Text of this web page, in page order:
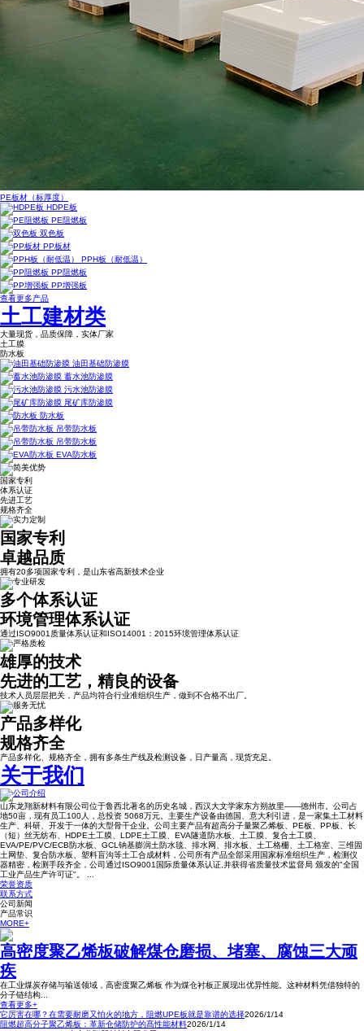
PE板材（标厚度）
HDPE板
PE阻燃板
双色板
PP板材
PPH板（耐低温）
PP阻燃板
PP增强板
查看更多产品
土工建材类
大量现货，品质保障，实体厂家
土工膜
防水板
油田基础防渗膜
蓄水池防渗膜
污水池防渗膜
尾矿库防渗膜
防水板
吊带防水板
吊带防水板
EVA防水板
国家专利
体系认证
先进工艺
规格齐全
国家专利
卓越品质
拥有20多项国家专利，是山东省高新技术企业
多个体系认证
环境管理体系认证
通过ISO9001质量体系认证和ISO14001：2015环境管理体系认证
雄厚的技术
先进的工艺，精良的设备
技术人员层层把关，产品均符合行业准组织生产，做到不合格不出厂。
产品多样化
规格齐全
产品多样化、规格齐全，拥有多条生产线及检测设备，日产量高，现货充足。
关于我们
山东龙翔新材料有限公司位于鲁西北著名的历史名城，西汉大文学家东方朔故里——德州市。公司占
地50亩，现有员工100人，总投资 5068万元。主要生产设备由德国、意大利引进，是一家集土工材料
生产、科研、开发于一体的大型骨干企业。公司主要产品有超高分子量聚乙烯板、PE板、PP板、长
（短）丝无纺布、HDPE土工膜、LDPE土工膜、EVA隧道防水板、土工膜、复合土工膜、
EVA/PE/PVC/ECB防水板、GCL钠基膨润土防水毯、排水网、排水板、土工格栅、土工格室、三维固
土网垫、复合防水板、塑料盲沟等土工合成材料，公司所有产品全部采用国家标准组织生产，检测仪
器精密，检测手段齐全，公司通过ISO9001国际质量体系认证,并获得省质量技术监督局 颁发的"全国
工业产品生产许可证"。 ...
荣誉资质
联系方式
公司新闻
产品常识
MORE+
高密度聚乙烯板破解煤仓磨损、堵塞、腐蚀三大顽
疾
在工业煤炭存储与输送领域，高密度聚乙烯板 作为煤仓衬板正展现出优异性能。这种材料凭借独特的
分子链结构...
查看更多+
它厉害在哪？在需要耐磨又怕火的地方，阻燃UPE板就是靠谱的选择2026/1/14
阻燃超高分子聚乙烯板：革新仓储防护的髙性能材料2026/1/14